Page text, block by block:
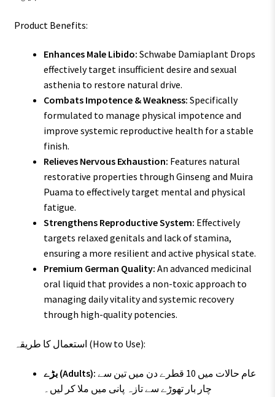
Product Benefits:
Enhances Male Libido: Schwabe Damiaplant Drops
effectively target insufficient desire and sexual
asthenia to restore natural drive.
Combats Impotence & Weakness: Specifically
formulated to manage physical impotence and
improve systemic reproductive health for a stable
finish.
Relieves Nervous Exhaustion: Features natural
restorative properties through Ginseng and Muira
Puama to effectively target mental and physical
fatigue.
Strengthens Reproductive System: Effectively
targets relaxed genitals and lack of stamina,
ensuring a more resilient and active physical state.
Premium German Quality: An advanced medicinal
oral liquid that provides a non-toxic approach to
managing daily vitality and systemic recovery
through high-quality potencies.
استعمال کا طریقہ (How to Use):
بڑے (Adults):
چار بار تھوڑے سے تازہ پانی میں ملا کر لیں۔